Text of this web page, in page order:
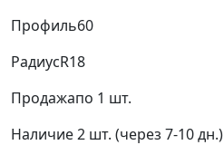
Профиль60
РадиусR18
Продажапо 1 шт.
Наличие2 шт. (через 7-10 дн.)